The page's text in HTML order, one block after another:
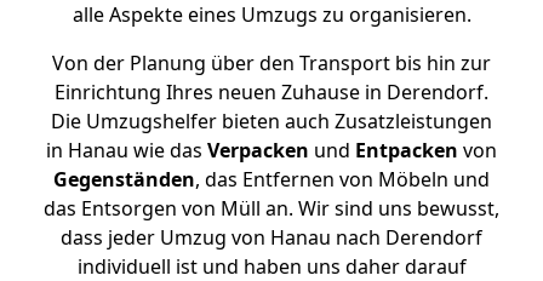
alle Aspekte eines Umzugs zu organisieren.
Von der Planung über den Transport bis hin zur
Einrichtung Ihres neuen Zuhause in Derendorf.
Die Umzugshelfer bieten auch Zusatzleistungen
in Hanau wie das Verpacken und Entpacken von
Gegenständen, das Entfernen von Möbeln und
das Entsorgen von Müll an. Wir sind uns bewusst,
dass jeder Umzug von Hanau nach Derendorf
individuell ist und haben uns daher darauf